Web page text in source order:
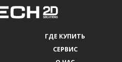
ГДЕ КУПИТЬ
СЕРВИС